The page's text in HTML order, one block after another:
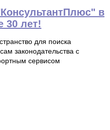
в
30 лет!
для поиска
законодательства с
сервисом